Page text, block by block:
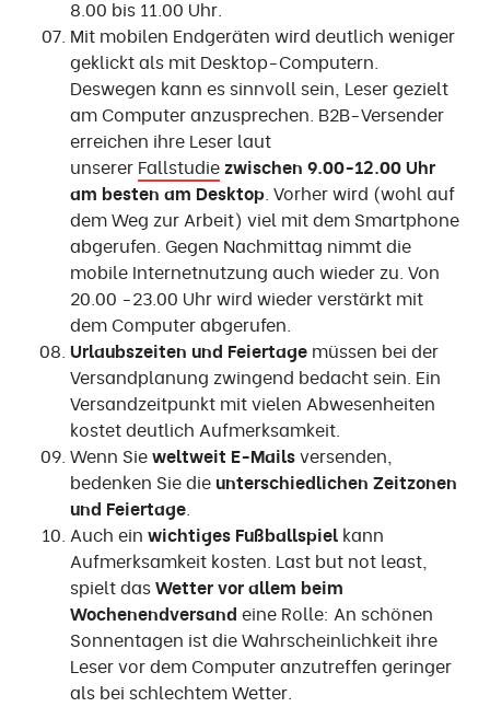
8.00 bis 11.00 Uhr.
Mit mobilen Endgeräten wird deutlich weniger
geklickt als mit Desktop-Computern.
Deswegen kann es sinnvoll sein, Leser gezielt
am Computer anzusprechen. B2B-Versender
erreichen ihre Leser laut
unserer Fallstudiezwischen 9.00-12.00 Uhr
am besten am Desktop. Vorher wird (wohl auf
dem Weg zur Arbeit) viel mit dem Smartphone
abgerufen. Gegen Nachmittag nimmt die
mobile Internetnutzung auch wieder zu. Von
20.00 -23.00 Uhr wird wieder verstärkt mit
dem Computer abgerufen.
Urlaubszeiten und Feiertage müssen bei der
Versandplanung zwingend bedacht sein. Ein
Versandzeitpunkt mit vielen Abwesenheiten
kostet deutlich Aufmerksamkeit.
Wenn Sieweltweit E-Mailsversenden,
bedenken Sie die unterschiedlichen Zeitzonen
und Feiertage.
Auch ein wichtiges Fußballspiel kann
Aufmerksamkeit kosten. Last but not least,
spielt dasWetter vor allem beim
Wochenendversand eine Rolle: An schönen
Sonnentagen ist die Wahrscheinlichkeit ihre
Leser vor dem Computer anzutreffen geringer
als bei schlechtem Wetter.